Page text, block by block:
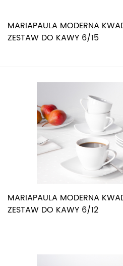
MARIAPAULA MODERNA
ZESTAW DO KAWY 6/15
MARIAPAULA MODERNA
ZESTAW DO KAWY 6/12